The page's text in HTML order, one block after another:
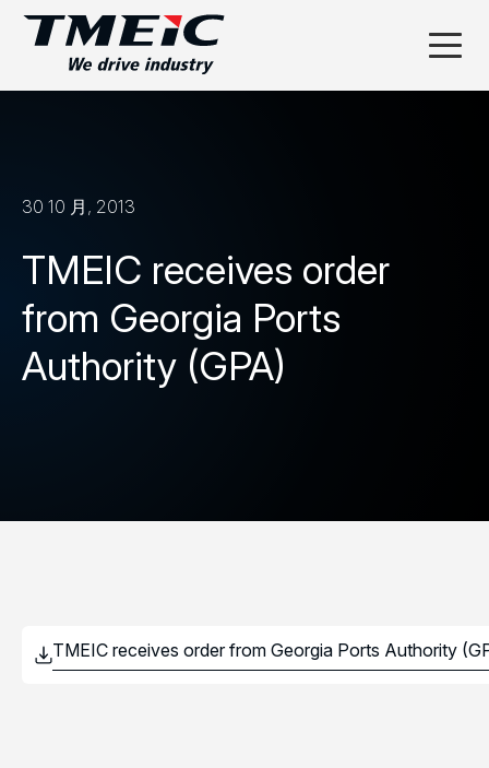
30 10 月, 2013
TMEIC receives order
from Georgia Ports
Authority (GPA)